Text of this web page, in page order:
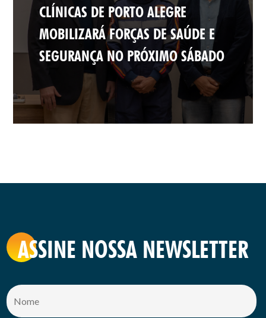
CLÍNICAS DE PORTO ALEGRE
MOBILIZARÁ FORÇAS DE SAÚDE E
SEGURANÇA NO PRÓXIMO SÁBADO
ASSINE NOSSA NEWSLETTER